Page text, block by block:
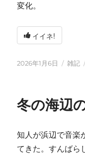
変化。
イイネ!
投
2026年1月6日
カ
ー
雑記
冬の海辺
知人が浜辺で音楽
てきた。すんばら